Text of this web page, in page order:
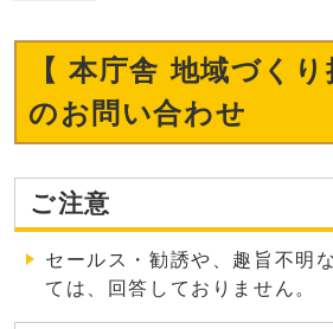
【 本庁舎 地域づく
のお問い合わせ
ご注意
セールス・勧誘や、趣旨不明
ては、回答しておりません。